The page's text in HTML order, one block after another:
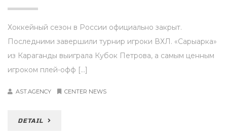
Хоккейный сезон в России официально закрыт.
Последними завершили турнир игроки ВХЛ. «Сарыарка»
из Караганды выиграла Кубок Петрова, а самым ценным
игроком плей-офф […]
AST.AGENCY CENTER NEWS
DETAIL